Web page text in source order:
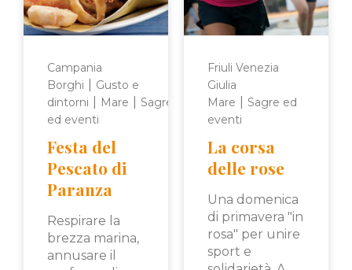
Campania
Borghi
Gusto e
dintorni
Mare
Sagre
ed eventi
Festa del
Pescato di
Paranza
Respirare la
brezza marina,
annusare il
Friuli Venezia
Giulia
Mare
Sagre ed
eventi
La corsa
delle rose
Una domenica
di primavera "in
rosa" per unire
sport e